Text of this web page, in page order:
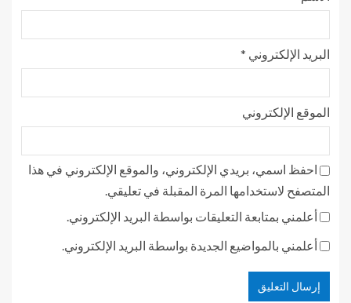
البريد الإلكتروني *
الموقع الإلكتروني
احفظ اسمي، بريدي الإلكتروني، والموقع الإلكتروني في هذا
المتصفح لاستخدامها المرة المقبلة في تعليقي.
أعلمني بمتابعة التعليقات بواسطة البريد الإلكتروني.
أعلمني بالمواضيع الجديدة بواسطة البريد الإلكتروني.